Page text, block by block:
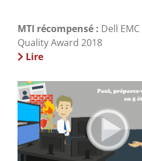
MTI récompensé : Dell
Quality Award 2018
Lire